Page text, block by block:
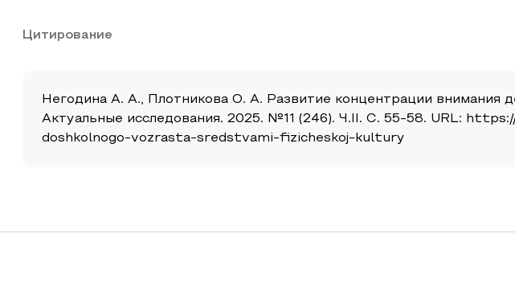
Цитирование
Негодина А. А., Плотникова О. А. Развитие концентрации внимания
Актуальные исследования. 2025. №11 (246). Ч.II. С. 55-58. URL:
doshkolnogo-vozrasta-sredstvami-fizicheskoj-kultury